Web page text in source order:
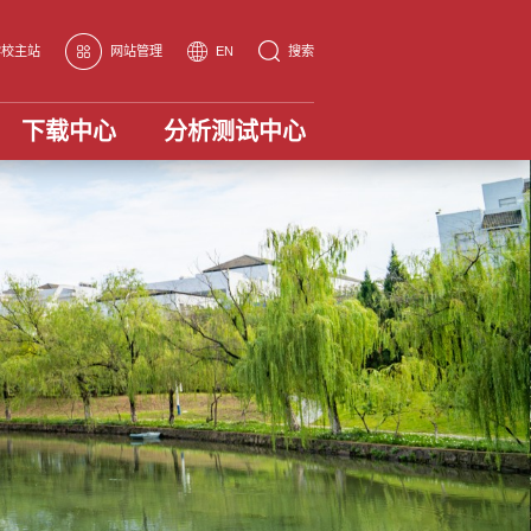
主站 网站管理 EN 搜索
下载中心 分析测试中心